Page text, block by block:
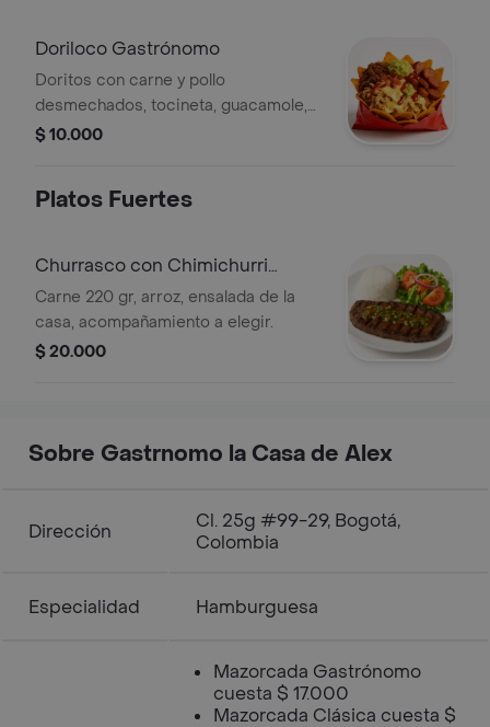
Doriloco Gastrónomo
Doritos con carne y pollo
desmechados, tocineta, guacamole,
chorizo, queso fundido y salsas de la
$ 10.000
Platos Fuertes
Churrasco con Chimichurri
Gastrónomo
Carne 220 gr, arroz, ensalada de la
casa, acompañamiento a elegir.
$ 20.000
Sobre Gastrnomo la Casa de Alex
Dirección
Cl. 25g #99-29, Bogotá,
Colombia
Especialidad Hamburguesa
Mazorcada Gastrónomo
cuesta $ 17.000
Mazorcada Clásica cuesta $